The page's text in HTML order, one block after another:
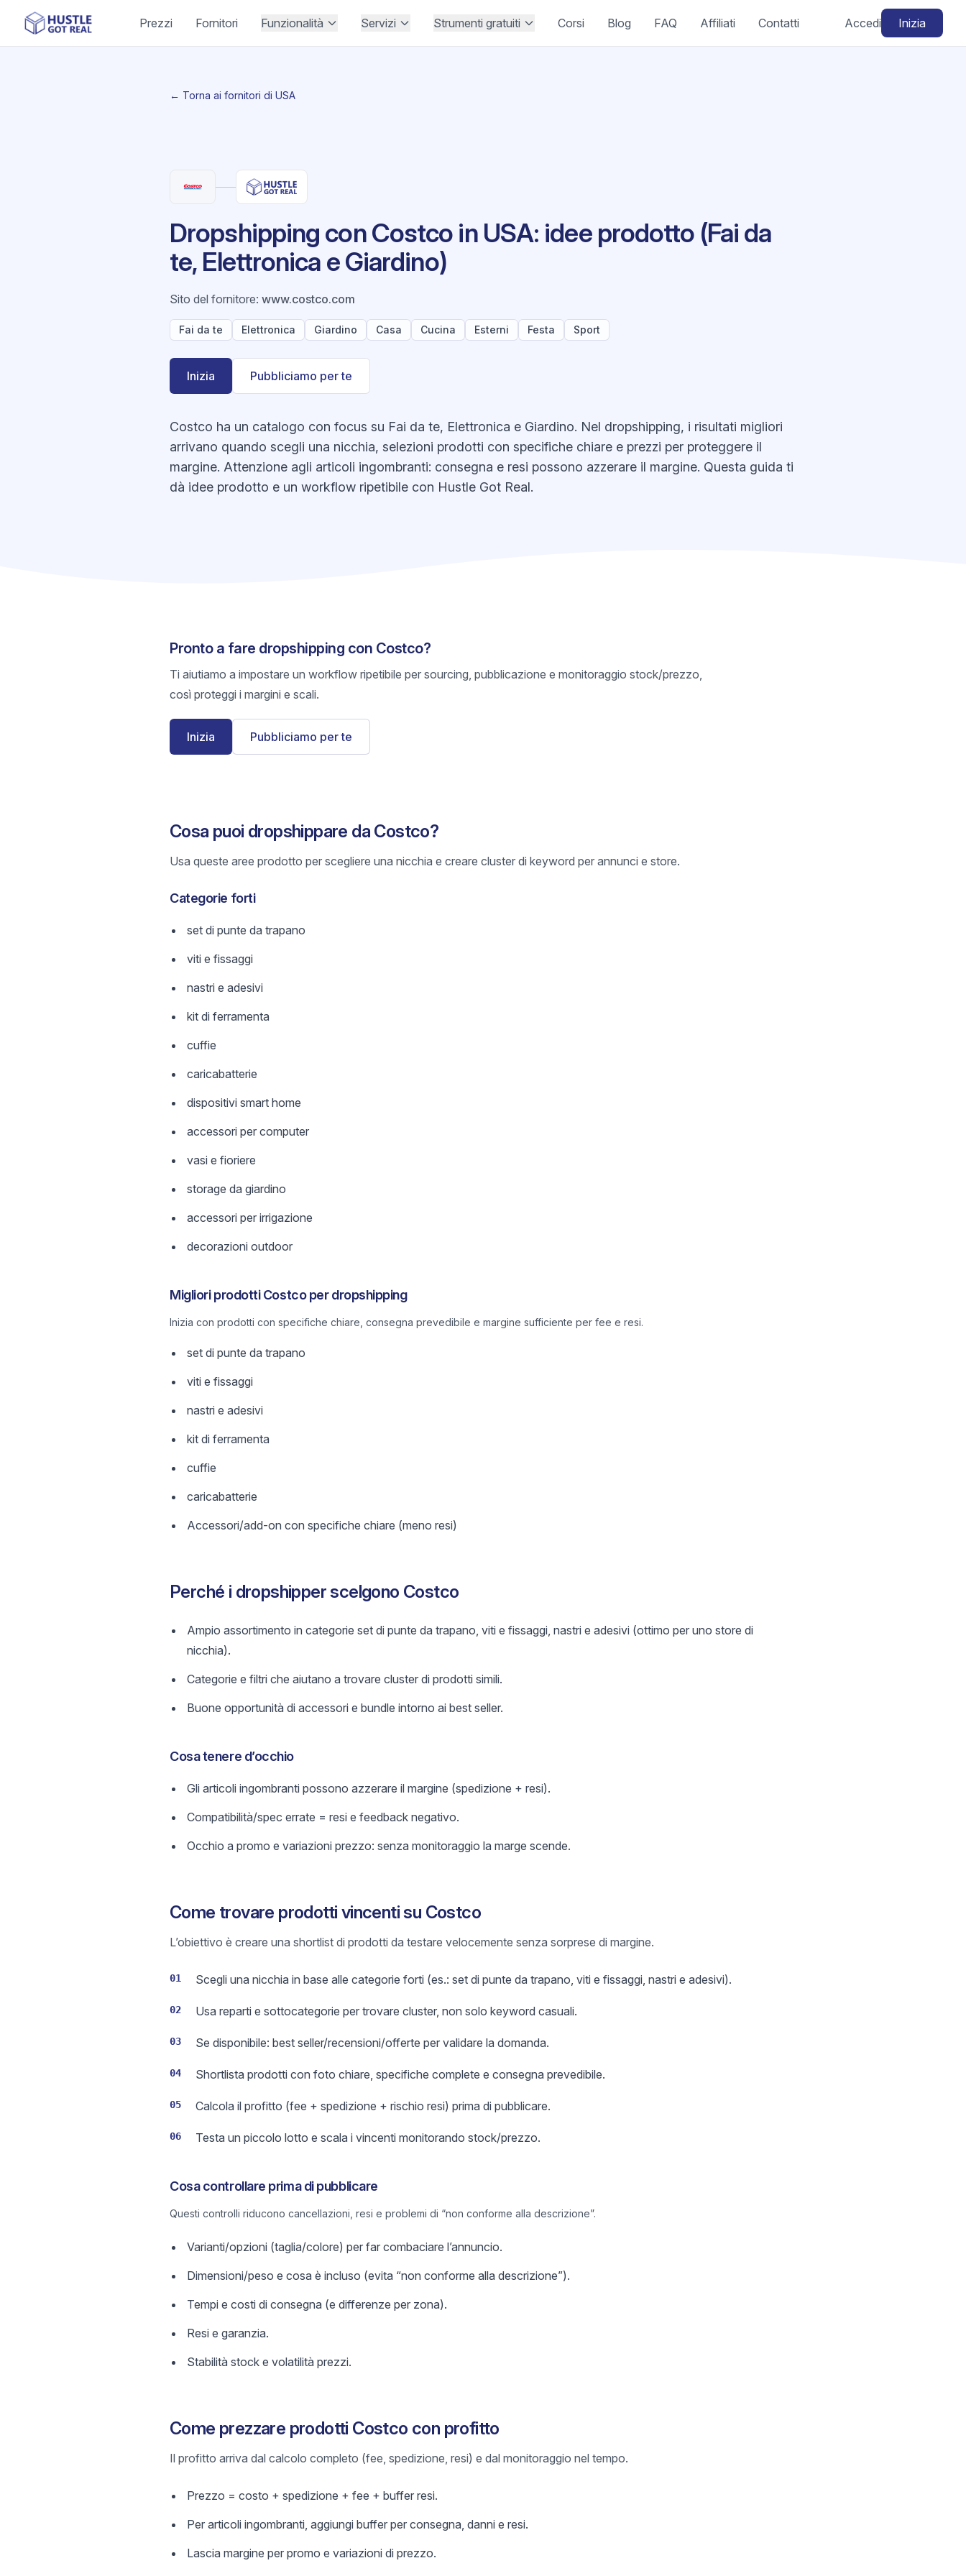
Prezzi Fornitori Funzionalità Servizi Strumenti gratuiti Corsi Blog FAQ Affiliati Contatti Accedi Inizia
← Torna ai fornitori di USA
Dropshipping con Costco in USA: idee prodotto (Fai da
te, Elettronica e Giardino)
Sito del fornitore: www.costco.com
Fai da te Elettronica Giardino Casa Cucina Esterni Festa Sport
Inizia Pubbliciamo per te
Costco ha un catalogo con focus su Fai da te, Elettronica e Giardino. Nel dropshipping, i risultati migliori
arrivano quando scegli una nicchia, selezioni prodotti con specifiche chiare e prezzi per proteggere il
margine. Attenzione agli articoli ingombranti: consegna e resi possono azzerare il margine. Questa guida ti
dà idee prodotto e un workflow ripetibile con Hustle Got Real.
Pronto a fare dropshipping con Costco?
Ti aiutiamo a impostare un workflow ripetibile per sourcing, pubblicazione e monitoraggio stock/prezzo,
così proteggi i margini e scali.
Inizia Pubbliciamo per te
Cosa puoi dropshippare da Costco?
Usa queste aree prodotto per scegliere una nicchia e creare cluster di keyword per annunci e store.
Categorie forti
set di punte da trapano
viti e fissaggi
nastri e adesivi
kit di ferramenta
cuffie
caricabatterie
dispositivi smart home
accessori per computer
vasi e fioriere
storage da giardino
accessori per irrigazione
decorazioni outdoor
Migliori prodotti Costco per dropshipping
Inizia con prodotti con specifiche chiare, consegna prevedibile e margine sufficiente per fee e resi.
set di punte da trapano
viti e fissaggi
nastri e adesivi
kit di ferramenta
cuffie
caricabatterie
Accessori/add-on con specifiche chiare (meno resi)
Perché i dropshipper scelgono Costco
Ampio assortimento in categorie set di punte da trapano, viti e fissaggi, nastri e adesivi (ottimo per uno store di
nicchia).
Categorie e filtri che aiutano a trovare cluster di prodotti simili.
Buone opportunità di accessori e bundle intorno ai best seller.
Cosa tenere d’occhio
Gli articoli ingombranti possono azzerare il margine (spedizione + resi).
Compatibilità/spec errate = resi e feedback negativo.
Occhio a promo e variazioni prezzo: senza monitoraggio la marge scende.
Come trovare prodotti vincenti su Costco
L’obiettivo è creare una shortlist di prodotti da testare velocemente senza sorprese di margine.
01 Scegli una nicchia in base alle categorie forti (es.: set di punte da trapano, viti e fissaggi, nastri e adesivi).
02 Usa reparti e sottocategorie per trovare cluster, non solo keyword casuali.
03 Se disponibile: best seller/recensioni/offerte per validare la domanda.
04 Shortlista prodotti con foto chiare, specifiche complete e consegna prevedibile.
05 Calcola il profitto (fee + spedizione + rischio resi) prima di pubblicare.
06 Testa un piccolo lotto e scala i vincenti monitorando stock/prezzo.
Cosa controllare prima di pubblicare
Questi controlli riducono cancellazioni, resi e problemi di “non conforme alla descrizione”.
Varianti/opzioni (taglia/colore) per far combaciare l’annuncio.
Dimensioni/peso e cosa è incluso (evita “non conforme alla descrizione”).
Tempi e costi di consegna (e differenze per zona).
Resi e garanzia.
Stabilità stock e volatilità prezzi.
Come prezzare prodotti Costco con profitto
Il profitto arriva dal calcolo completo (fee, spedizione, resi) e dal monitoraggio nel tempo.
Prezzo = costo + spedizione + fee + buffer resi.
Per articoli ingombranti, aggiungi buffer per consegna, danni e resi.
Lascia margine per promo e variazioni di prezzo.